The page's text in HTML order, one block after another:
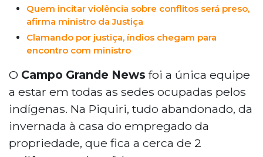
Quem incitar violência sobre conflitos será preso,
afirma ministro da Justiça
Clamando por justiça, índios chegam para
encontro com ministro
O Campo Grande News foi a única equipe
a estar em todas as sedes ocupadas pelos
indígenas. Na Piquiri, tudo abandonado, da
invernada à casa do empregado da
propriedade, que fica a cerca de 2